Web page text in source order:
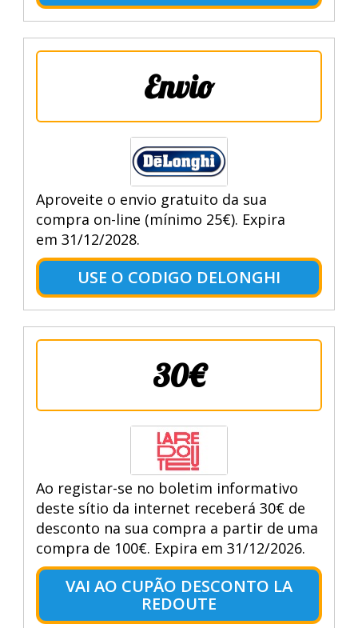
Envio
Aproveite o envio gratuito da sua
compra on-line (mínimo 25€). Expira
em 31/12/2028.
USE O CODIGO DELONGHI
30€
Ao registar-se no boletim informativo
deste sítio da internet receberá 30€ de
desconto na sua compra a partir de uma
compra de 100€. Expira em 31/12/2026.
VAI AO CUPÃO DESCONTO LA
REDOUTE